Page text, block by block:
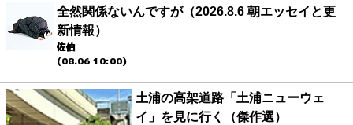
全然関係ないんですが（2026.8.6 朝エッセイと更
新情報）
佐伯
(08.06 10:00)
土浦の高架道路「土浦ニューウェ
イ」を見に行く（傑作選）